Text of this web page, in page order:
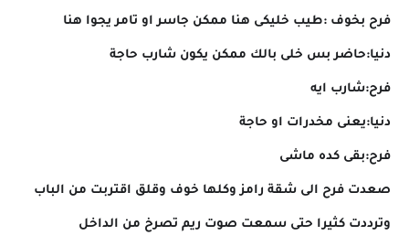
فرح بخوف :طيب خليكى هنا ممكن جاسر او تامر يجوا هنا
دنيا:حاضر بس خلى بالك ممكن يكون شارب حاجة
فرح:شارب ايه
دنيا:يعنى مخدرات او حاجة
فرح:بقى كده ماشى
صعدت فرح الى شقة رامز وكلها خوف وقلق اقتربت من الباب
وترددت كثيرا حتى سمعت صوت ريم تصرخ من الداخل